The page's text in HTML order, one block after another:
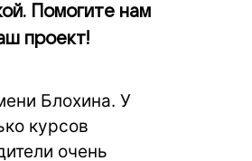
Помогите нам
проект!
Блохина. У
курсов
очень